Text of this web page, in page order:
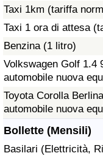
Taxi 1km (tariffa
Taxi 1 ora di attesa
Benzina (1 litro)
Volkswagen Golf 1.4
automobile nuova
Toyota Corolla
automobile nuova
Bollette (Mensili)
Basilari (Elettricità,